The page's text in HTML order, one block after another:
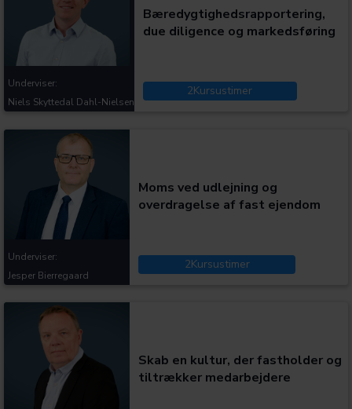
Bæredygtighedsrapportering,
due diligence og markedsføring
2Kursustimer
Underviser:
Niels Skyttedal Dahl-Nielsen
Moms ved udlejning og
overdragelse af fast ejendom
2Kursustimer
Underviser:
Jesper Bierregaard
Skab en kultur, der fastholder og
tiltrækker medarbejdere